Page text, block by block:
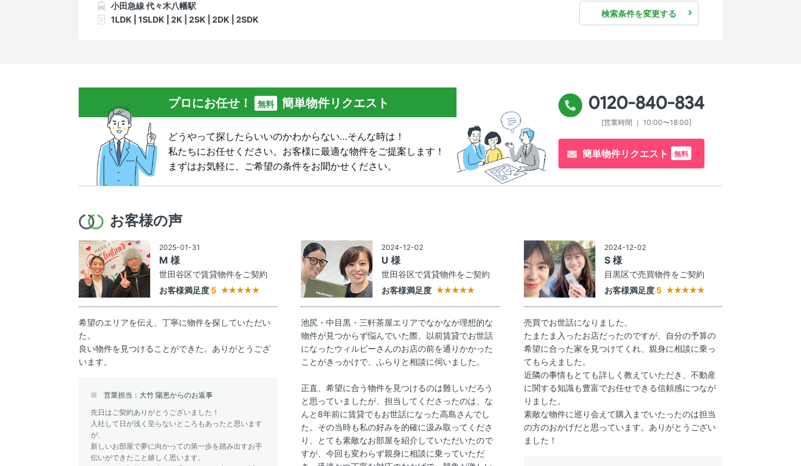
小田急線 代々木八幡駅
1LDK | 1SLDK | 2K | 2SK | 2DK | 2SDK
検索条件を変更する
プロにお任せ！ 無料 簡単物件リクエスト
どうやって探したらいいのかわからない…そんな時は！
私たちにお任せください。 お客様に最適な物件をご提案します！
まずはお気軽に、ご希望の条件をお聞かせください。
0120-840-834
[営業時間 ｜ 10:00〜18:00]
簡単物件リクエスト 無料
お客様の声
2025-01-31
M 様
世田谷区で賃貸物件をご契約
お客様満足度 5
希望のエリアを伝え、丁寧に物件を探していただい
た。
良い物件を見つけることができた。ありがとうござ
います。
営業担当：大竹 陽恵からのお返事
先日はご契約ありがとうございました！
入社して日が浅く至らないところもあったと思います
が、
新しいお部屋で夢に向かっての第一歩を踏み出すお手
伝いができたこと嬉しく思います。
2024-12-02
U 様
世田谷区で賃貸物件をご契約
お客様満足度
池尻・中目黒・三軒茶屋エリアでなかなか理想的な
物件が見つからず悩んでいた際、以前賃貸でお世話
になったウィルビーさんのお店の前を通りかかった
ことがきっかけで、ふらりと相談に伺いました。
正直、希望に合う物件を見つけるのは難しいだろう
と思っていましたが、担当してくださったのは、な
んと8年前に賃貸でもお世話になった高島さんでし
た。その当時も私の好みを的確に汲み取ってくださ
り、とても素敵なお部屋を紹介していただいたので
すが、今回も変わらず親身に相談に乗っていただ
2024-12-02
S 様
目黒区で売買物件をご契約
お客様満足度 5
売買でお世話になりました。
たまたま入ったお店だったのですが、自分の予算の
希望に合った家を見つけてくれ、親身に相談に乗っ
てもらえました。
近隣の事情もとても詳しく教えていただき、不動産
に関する知識も豊富でお任せできる信頼感につなが
りました。
素敵な物件に巡り会えて購入までいたったのは担当
の方のおかげだと思っています。ありがとうござい
ました！